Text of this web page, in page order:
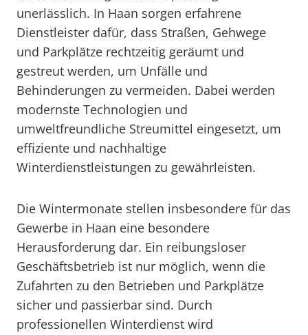
unerlässlich. In Haan sorgen erfahrene
Dienstleister dafür, dass Straßen, Gehwege
und Parkplätze rechtzeitig geräumt und
gestreut werden, um Unfälle und
Behinderungen zu vermeiden. Dabei werden
modernste Technologien und
umweltfreundliche Streumittel eingesetzt, um
effiziente und nachhaltige
Winterdienstleistungen zu gewährleisten.
Die Wintermonate stellen insbesondere für das
Gewerbe in Haan eine besondere
Herausforderung dar. Ein reibungsloser
Geschäftsbetrieb ist nur möglich, wenn die
Zufahrten zu den Betrieben und Parkplätze
sicher und passierbar sind. Durch
professionellen Winterdienst wird